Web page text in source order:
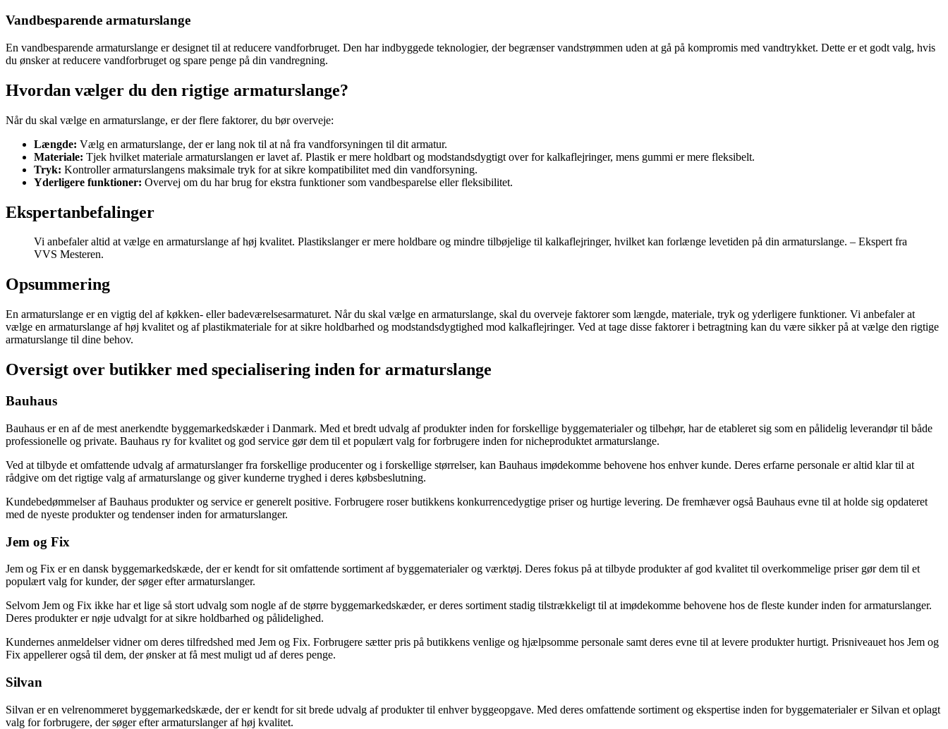
Vandbesparende armaturslange
En vandbesparende armaturslange er designet til at reducere vandforbruget. Den har indbyggede teknologier, der begrænser vandstrømmen uden at gå på kompromis med vandtrykket. Dette er et godt valg, hvis
du ønsker at reducere vandforbruget og spare penge på din vandregning.
Hvordan vælger du den rigtige armaturslange?
Når du skal vælge en armaturslange, er der flere faktorer, du bør overveje:
Længde: Vælg en armaturslange, der er lang nok til at nå fra vandforsyningen til dit armatur.
Materiale: Tjek hvilket materiale armaturslangen er lavet af. Plastik er mere holdbart og modstandsdygtigt over for kalkaflejringer, mens gummi er mere fleksibelt.
Tryk: Kontroller armaturslangens maksimale tryk for at sikre kompatibilitet med din vandforsyning.
Yderligere funktioner: Overvej om du har brug for ekstra funktioner som vandbesparelse eller fleksibilitet.
Ekspertanbefalinger
Vi anbefaler altid at vælge en armaturslange af høj kvalitet. Plastikslanger er mere holdbare og mindre tilbøjelige til kalkaflejringer, hvilket kan forlænge levetiden på din armaturslange. – Ekspert fra
VVS Mesteren.
Opsummering
En armaturslange er en vigtig del af køkken- eller badeværelsesarmaturet. Når du skal vælge en armaturslange, skal du overveje faktorer som længde, materiale, tryk og yderligere funktioner. Vi anbefaler at
vælge en armaturslange af høj kvalitet og af plastikmateriale for at sikre holdbarhed og modstandsdygtighed mod kalkaflejringer. Ved at tage disse faktorer i betragtning kan du være sikker på at vælge den rigtige
armaturslange til dine behov.
Oversigt over butikker med specialisering inden for armaturslange
Bauhaus
Bauhaus er en af de mest anerkendte byggemarkedskæder i Danmark. Med et bredt udvalg af produkter inden for forskellige byggematerialer og tilbehør, har de etableret sig som en pålidelig leverandør til både
professionelle og private. Bauhaus ry for kvalitet og god service gør dem til et populært valg for forbrugere inden for nicheproduktet armaturslange.
Ved at tilbyde et omfattende udvalg af armaturslanger fra forskellige producenter og i forskellige størrelser, kan Bauhaus imødekomme behovene hos enhver kunde. Deres erfarne personale er altid klar til at
rådgive om det rigtige valg af armaturslange og giver kunderne tryghed i deres købsbeslutning.
Kundebedømmelser af Bauhaus produkter og service er generelt positive. Forbrugere roser butikkens konkurrencedygtige priser og hurtige levering. De fremhæver også Bauhaus evne til at holde sig opdateret
med de nyeste produkter og tendenser inden for armaturslanger.
Jem og Fix
Jem og Fix er en dansk byggemarkedskæde, der er kendt for sit omfattende sortiment af byggematerialer og værktøj. Deres fokus på at tilbyde produkter af god kvalitet til overkommelige priser gør dem til et
populært valg for kunder, der søger efter armaturslanger.
Selvom Jem og Fix ikke har et lige så stort udvalg som nogle af de større byggemarkedskæder, er deres sortiment stadig tilstrækkeligt til at imødekomme behovene hos de fleste kunder inden for armaturslanger.
Deres produkter er nøje udvalgt for at sikre holdbarhed og pålidelighed.
Kundernes anmeldelser vidner om deres tilfredshed med Jem og Fix. Forbrugere sætter pris på butikkens venlige og hjælpsomme personale samt deres evne til at levere produkter hurtigt. Prisniveauet hos Jem og
Fix appellerer også til dem, der ønsker at få mest muligt ud af deres penge.
Silvan
Silvan er en velrenommeret byggemarkedskæde, der er kendt for sit brede udvalg af produkter til enhver byggeopgave. Med deres omfattende sortiment og ekspertise inden for byggematerialer er Silvan et oplagt
valg for forbrugere, der søger efter armaturslanger af høj kvalitet.